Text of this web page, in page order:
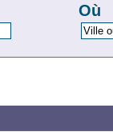
Où